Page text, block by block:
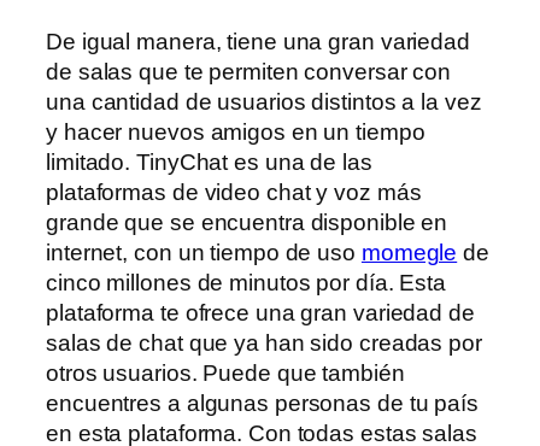
De igual manera, tiene una gran variedad
de salas que te permiten conversar con
una cantidad de usuarios distintos a la vez
y hacer nuevos amigos en un tiempo
limitado. TinyChat es una de las
plataformas de video chat y voz más
grande que se encuentra disponible en
internet, con un tiempo de uso momegle de
cinco millones de minutos por día. Esta
plataforma te ofrece una gran variedad de
salas de chat que ya han sido creadas por
otros usuarios. Puede que también
encuentres a algunas personas de tu país
en esta plataforma. Con todas estas salas